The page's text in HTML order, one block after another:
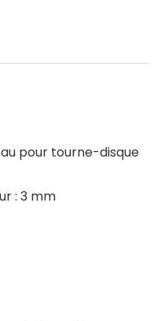
pour tourne-disque
: 3 mm